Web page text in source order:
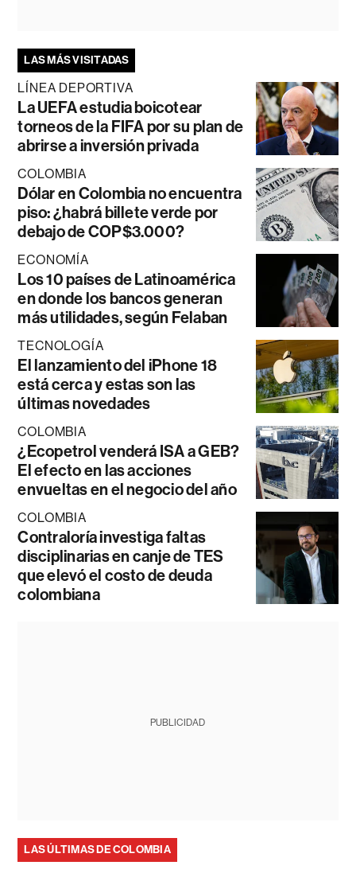
LAS MÁS VISITADAS
LÍNEA DEPORTIVA
La UEFA estudia boicotear
torneos de la FIFA por su plan de
abrirse a inversión privada
COLOMBIA
Dólar en Colombia no encuentra
piso: ¿habrá billete verde por
debajo de COP$3.000?
ECONOMÍA
Los 10 países de Latinoamérica
en donde los bancos generan
más utilidades, según Felaban
TECNOLOGÍA
El lanzamiento del iPhone 18
está cerca y estas son las
últimas novedades
COLOMBIA
¿Ecopetrol venderá ISA a GEB?
El efecto en las acciones
envueltas en el negocio del año
COLOMBIA
Contraloría investiga faltas
disciplinarias en canje de TES
que elevó el costo de deuda
colombiana
PUBLICIDAD
LAS ÚLTIMAS DE COLOMBIA